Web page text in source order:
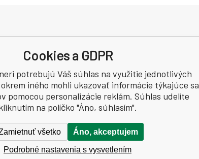
Kontakt
Recenze
Cookies a GDPR
potrebujú Váš súhlas na využitie jednotlivých
iného mohli ukazovať informácie týkajúce sa
pomocou personalizácie reklám. Súhlas udelíte
na políčko "Áno, súhlasím".
všetko Áno, akceptujem
Podrobné nastavenia s vysvetlením